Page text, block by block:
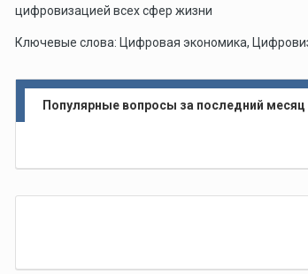
цифровизацией всех сфер жизни
Ключевые слова: Цифровая экономика,
Популярные вопросы за последний месяц